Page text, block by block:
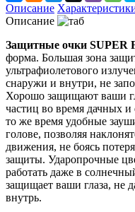
Описание
Описание
Защитные очки SUPER
форма. Большая зона
ультрафиолетового
снаружи и внутри, не
Хорошо защищают ваши
частиц во время дачных
то же время удобные
голове, позволяя
движения, не боясь
защиты. Ударопрочные
работать даже в
защищает ваши глаза, не
внутрь.